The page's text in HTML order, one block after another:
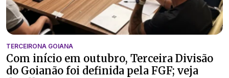
TERCEIRONA GOIANA
Com início em outubro, Terceira Divisão
do Goianão foi definida pela FGF; veja